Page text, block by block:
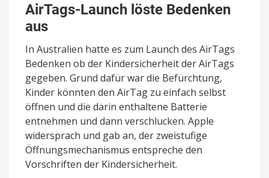
AirTags-Launch löste Bedenken
aus
In Australien hatte es zum Launch des AirTags
Bedenken ob der Kindersicherheit der AirTags
gegeben. Grund dafür war die Befürchtung,
Kinder könnten den AirTag zu einfach selbst
öffnen und die darin enthaltene Batterie
entnehmen und dann verschlucken. Apple
widersprach und gab an, der zweistufige
Öffnungsmechanismus entspreche den
Vorschriften der Kindersicherheit.